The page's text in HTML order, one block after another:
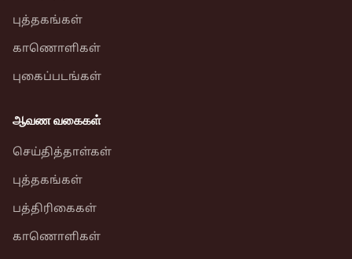
புத்தகங்கள்
காணொளிகள்
புகைப்படங்கள்
ஆவண வகைகள்
செய்தித்தாள்கள்
புத்தகங்கள்
பத்திரிகைகள்
காணொளிகள்